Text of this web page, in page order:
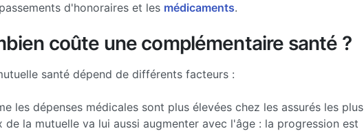
d'honoraires et les médicaments.
coûte une complémentaire santé ?
santé dépend de différents facteurs :
les dépenses médicales sont plus élevées chez les assurés les plus
de la mutuelle va lui aussi augmenter avec l'âge : la progression est